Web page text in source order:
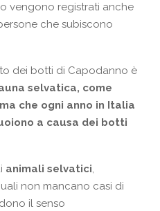
vengono registrati anche
che subiscono
dei botti di Capodanno è
selvatica, come
che ogni anno in Italia
a causa dei botti
animali selvatici,
non mancano casi di
il senso